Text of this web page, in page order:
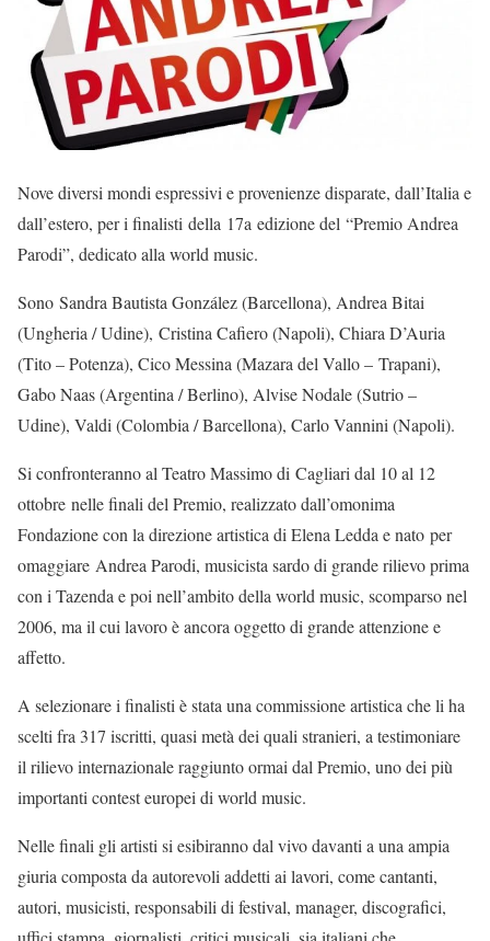
Nove diversi mondi espressivi e provenienze disparate, dall’Italia e
dall’estero, per i finalisti della 17a edizione del “Premio Andrea
Parodi”, dedicato alla world music.
Sono Sandra Bautista González (Barcellona), Andrea Bitai
(Ungheria / Udine), Cristina Cafiero (Napoli), Chiara D’Auria
(Tito – Potenza), Cico Messina (Mazara del Vallo – Trapani),
Gabo Naas (Argentina / Berlino), Alvise Nodale (Sutrio –
Udine), Valdi (Colombia / Barcellona), Carlo Vannini (Napoli).
Si confronteranno al Teatro Massimo di Cagliari dal 10 al 12
ottobre nelle finali del Premio, realizzato dall’omonima
Fondazione con la direzione artistica di Elena Ledda e nato per
omaggiare Andrea Parodi, musicista sardo di grande rilievo prima
con i Tazenda e poi nell’ambito della world music, scomparso nel
2006, ma il cui lavoro è ancora oggetto di grande attenzione e
affetto.
A selezionare i finalisti è stata una commissione artistica che li ha
scelti fra 317 iscritti, quasi metà dei quali stranieri, a testimoniare
il rilievo internazionale raggiunto ormai dal Premio, uno dei più
importanti contest europei di world music.
Nelle finali gli artisti si esibiranno dal vivo davanti a una ampia
giuria composta da autorevoli addetti ai lavori, come cantanti,
autori, musicisti, responsabili di festival, manager, discografici,